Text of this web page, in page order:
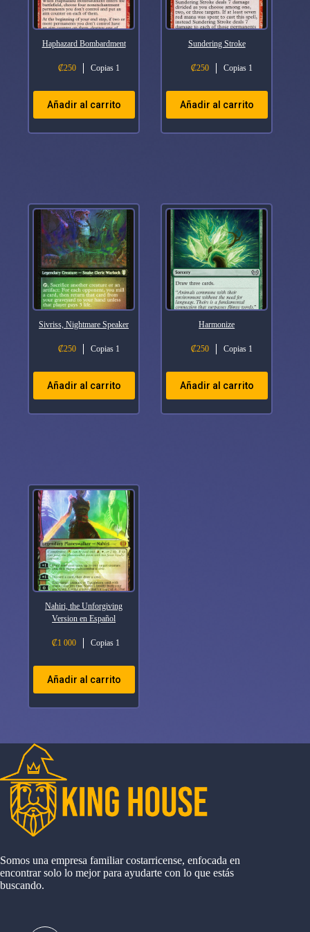
Haphazard Bombardment
₡250 Copias 1
Añadir al carrito
Sundering Stroke
₡250 Copias 1
Añadir al carrito
Sivriss, Nightmare Speaker
₡250 Copias 1
Añadir al carrito
Harmonize
₡250 Copias 1
Añadir al carrito
Nahiri, the Unforgiving
Version en Español
₡1 000 Copias 1
Añadir al carrito
Somos una empresa familiar costarricense, enfocada en
encontrar solo lo mejor para ayudarte con lo que estás
buscando.